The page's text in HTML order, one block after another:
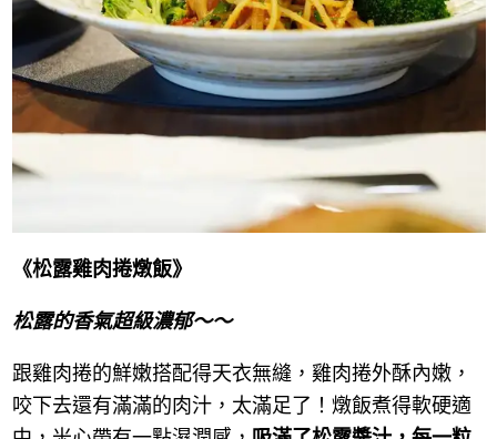
《松露雞肉捲燉飯》
松露的香氣超級濃郁～～
跟雞肉捲的鮮嫩搭配得天衣無縫，雞肉捲外酥內嫩，
咬下去還有滿滿的肉汁，太滿足了！燉飯煮得軟硬適